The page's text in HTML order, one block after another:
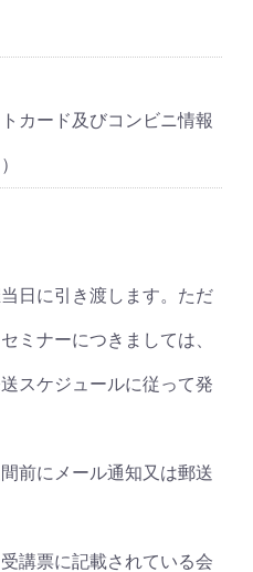
カード及びコンビニ情報
日に引き渡します。ただ
ミナーにつきましては、
スケジュールに従って発
前にメール通知又は郵送
講票に記載されている会